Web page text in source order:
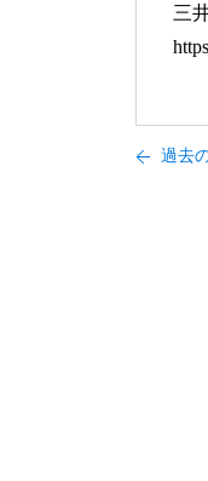
三
過去